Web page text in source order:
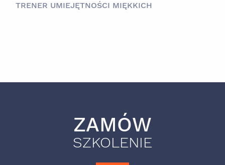
TRENER UMIEJĘTNOŚCI MIĘKKICH
ZAMÓW
SZKOLENIE